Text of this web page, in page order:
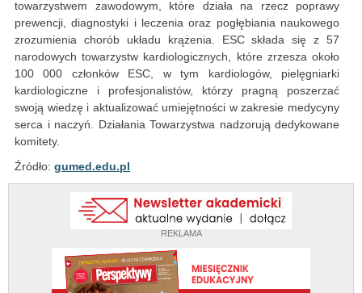
REKLAMA
towarzystwem zawodowym, które działa na rzecz poprawy
prewencji, diagnostyki i leczenia oraz pogłębiania naukowego
zrozumienia chorób układu krążenia. ESC składa się z 57
narodowych towarzystw kardiologicznych, które zrzesza około
100 000 członków ESC, w tym kardiologów, pielęgniarki
kardiologiczne i profesjonalistów, którzy pragną poszerzać
swoją wiedzę i aktualizować umiejętności w zakresie medycyny
serca i naczyń. Działania Towarzystwa nadzorują dedykowane
komitety.
Źródło: gumed.edu.pl